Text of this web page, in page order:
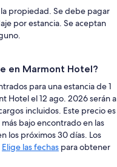
propiedad. Se debe pagar
por estancia. Se aceptan
en Marmont Hotel?
para una estancia de 1
Hotel el 12 ago. 2026 serán a
incluidos. Este precio es
bajo encontrado en las
los próximos 30 días. Los
Elige las fechas para obtener